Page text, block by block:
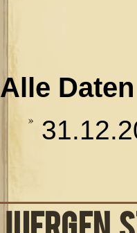
Alle Daten
JUERGEN